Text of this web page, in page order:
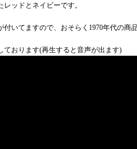
レッドとネイビーです。
付いてますので、おそらく1970年代の商
ております(再生すると音声が出ます)